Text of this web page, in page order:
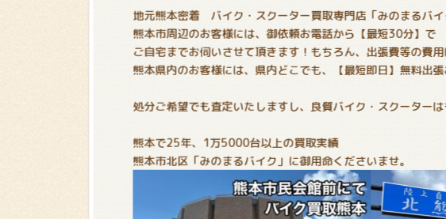
地元熊本密着 バイク・スクーター買取専門店「みのまるバイ
熊本市周辺のお客様には、御依頼お電話から【最短30分】で
ご自宅までお伺いさせて頂きます！もちろん、出張費等の費用
熊本県内のお客様には、県内どこでも、【最短即日】無料出張
処分ご希望でも査定いたしますし、良質バイク・スクーターは
熊本で25年、1万5000台以上の買取実績
熊本市北区「みのまるバイク」に御用命くださいませ。